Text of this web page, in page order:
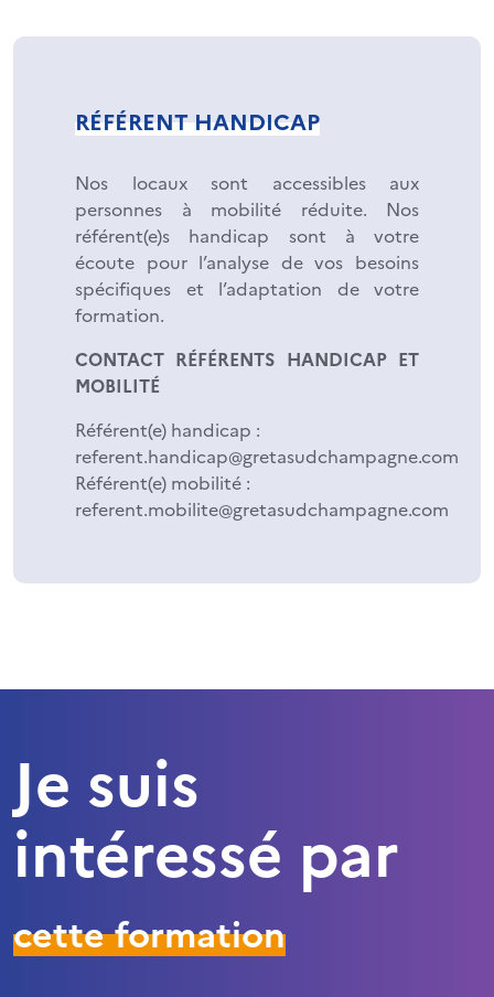
RÉFÉRENT HANDICAP
Nos locaux sont accessibles aux
personnes à mobilité réduite. Nos
référent(e)s handicap sont à votre
écoute pour l’analyse de vos besoins
spécifiques et l’adaptation de votre
formation.
CONTACT RÉFÉRENTS HANDICAP ET
MOBILITÉ
Référent(e) handicap :
referent.handicap@gretasudchampagne.com
Référent(e) mobilité :
referent.mobilite@gretasudchampagne.com
Je suis
intéressé par
cette formation